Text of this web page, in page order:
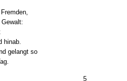
hinab.
gelangt so
5